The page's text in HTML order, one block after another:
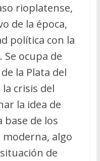
rioplatense,
de la época,
política con la
ocupa de
la Plata del
crisis del
la idea de
base de los
algo
de